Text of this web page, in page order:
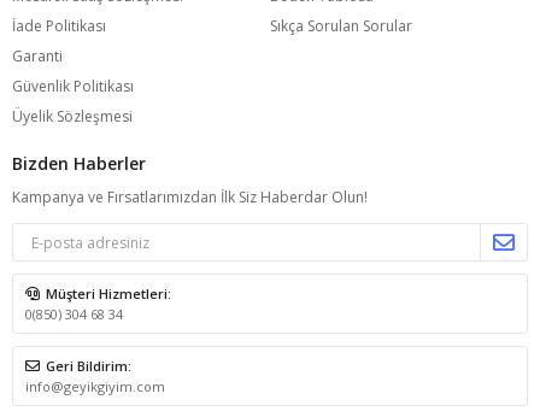
İade Politikası
Garanti
Güvenlik Politikası
Üyelik Sözleşmesi
Sıkça Sorulan Sorular
Bizden Haberler
Kampanya ve Fırsatlarımızdan İlk Siz Haberdar Olun!
Müşteri Hizmetleri:
0(850) 304 68 34
Geri Bildirim:
info@geyikgiyim.com